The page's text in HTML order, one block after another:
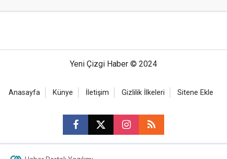
Yeni Çizgi Haber © 2024
Anasayfa Künye İletişim Gizlilik İlkeleri Sitene Ekle